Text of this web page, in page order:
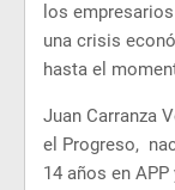
los
una crisis
hasta el
Juan Carranza
el Progreso,
14 años en